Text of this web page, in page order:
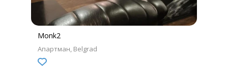
Monk2
Апартман Belgrad